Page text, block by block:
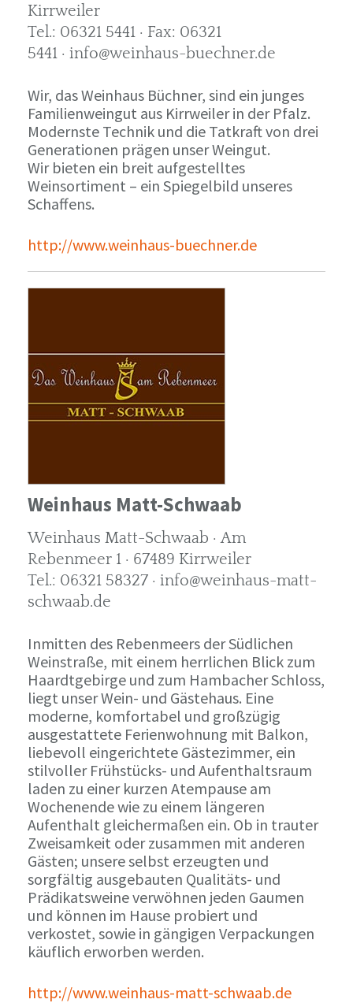
Kirrweiler
Tel.: 06321 5441 · Fax: 06321
5441 · info@weinhaus-buechner.de
Wir, das Weinhaus Büchner, sind ein junges
Familienweingut aus Kirrweiler in der Pfalz.
Modernste Technik und die Tatkraft von drei
Generationen prägen unser Weingut.
Wir bieten ein breit aufgestelltes
Weinsortiment – ein Spiegelbild unseres
Schaffens.
http://www.weinhaus-buechner.de
Weinhaus Matt-Schwaab
Weinhaus Matt-Schwaab · Am
Rebenmeer 1 · 67489 Kirrweiler
Tel.: 06321 58327 · info@weinhaus-matt-
schwaab.de
Inmitten des Rebenmeers der Südlichen
Weinstraße, mit einem herrlichen Blick zum
Haardtgebirge und zum Hambacher Schloss,
liegt unser Wein- und Gästehaus. Eine
moderne, komfortabel und großzügig
ausgestattete Ferienwohnung mit Balkon,
liebevoll eingerichtete Gästezimmer, ein
stilvoller Frühstücks- und Aufenthaltsraum
laden zu einer kurzen Atempause am
Wochenende wie zu einem längeren
Aufenthalt gleichermaßen ein. Ob in trauter
Zweisamkeit oder zusammen mit anderen
Gästen; unsere selbst erzeugten und
sorgfältig ausgebauten Qualitäts- und
Prädikatsweine verwöhnen jeden Gaumen
und können im Hause probiert und
verkostet, sowie in gängigen Verpackungen
käuflich erworben werden.
http://www.weinhaus-matt-schwaab.de